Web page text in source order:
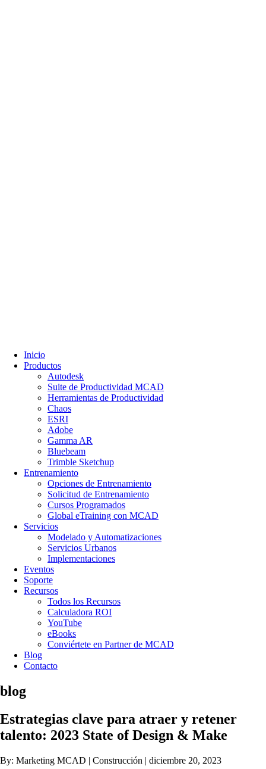
Inicio
Productos
Autodesk
Suite de Productividad MCAD
Herramientas de Productividad
Chaos
ESRI
Adobe
Gamma AR
Bluebeam
Trimble Sketchup
Entrenamiento
Opciones de Entrenamiento
Solicitud de Entrenamiento
Cursos Programados
Global eTraining con MCAD
Servicios
Modelado y Automatizaciones
Servicios Urbanos
Implementaciones
Eventos
Soporte
Recursos
Todos los Recursos
Calculadora ROI
YouTube
eBooks
Conviértete en Partner de MCAD
Blog
Contacto
blog
Estrategias clave para atraer y retener
talento: 2023 State of Design & Make
By: Marketing MCAD | Construcción | diciembre 20, 2023